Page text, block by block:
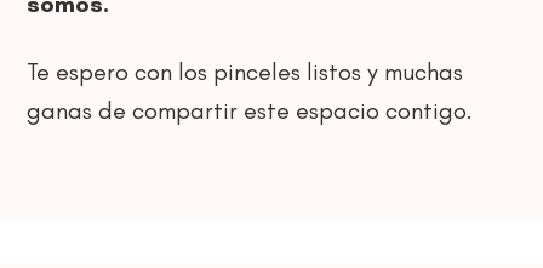
Te espero con los pinceles listos y muchas
ganas de compartir este espacio contigo.